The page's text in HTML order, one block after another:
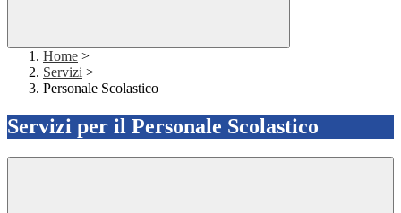
Home >
Servizi >
Personale Scolastico
Servizi per il Personale Scolastico